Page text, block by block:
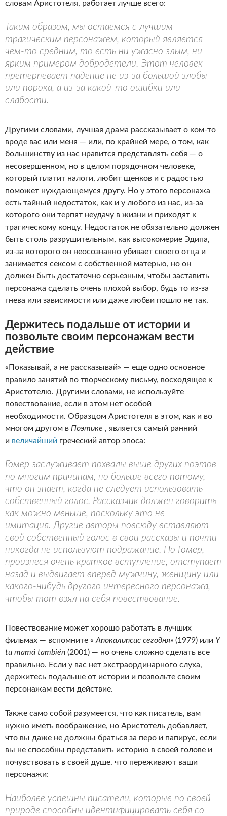
словам Аристотеля, работает лучше всего:
Таким образом, мы остаемся с лучшим
трагическим персонажем, который является
чем-то средним, то есть ни ужасно злым, ни
ярким примером добродетели. Этот человек
претерпевает падение не из-за большой злобы
или порока, а из-за какой-то ошибки или
слабости.
Другими словами, лучшая драма рассказывает о ком-то
вроде вас или меня — или, по крайней мере, о том, как
большинству из нас нравится представлять себя — о
несовершенном, но в целом порядочном человеке,
который платит налоги, любит щенков и с радостью
поможет нуждающемуся другу. Но у этого персонажа
есть тайный недостаток, как и у любого из нас, из-за
которого они терпят неудачу в жизни и приходят к
трагическому концу. Недостаток не обязательно должен
быть столь разрушительным, как высокомерие Эдипа,
из-за которого он неосознанно убивает своего отца и
занимается сексом с собственной матерью, но он
должен быть достаточно серьезным, чтобы заставить
персонажа сделать очень плохой выбор, будь то из-за
гнева или зависимости или даже любви пошло не так.
Держитесь подальше от истории и
позвольте своим персонажам вести
действие
«Показывай, а не рассказывай» — еще одно основное
правило занятий по творческому письму, восходящее к
Аристотелю. Другими словами, не используйте
повествование, если в этом нет особой
необходимости. Образцом Аристотеля в этом, как и во
многом другом в Поэтике , является самый ранний
и величайший греческий автор эпоса:
Гомер заслуживает похвалы выше других поэтов
по многим причинам, но больше всего потому,
что он знает, когда не следует использовать
собственный голос. Рассказчик должен говорить
как можно меньше, поскольку это не
имитация. Другие авторы повсюду вставляют
свой собственный голос в свои рассказы и почти
никогда не используют подражание. Но Гомер,
произнеся очень краткое вступление, отступает
назад и выдвигает вперед мужчину, женщину или
какого-нибудь другого интересного персонажа,
чтобы тот взял на себя повествование.
Повествование может хорошо работать в лучших
фильмах — вспомните «Апокалипсис сегодня» (1979) или Y
tu mamá también (2001) — но очень сложно сделать все
правильно. Если у вас нет экстраординарного слуха,
держитесь подальше от истории и позвольте своим
персонажам вести действие.
Также само собой разумеется, что как писатель, вам
нужно иметь воображение, но Аристотель добавляет,
что вы даже не должны браться за перо и папирус, если
вы не способны представить историю в своей голове и
почувствовать в своей душе. что переживают ваши
персонажи:
Наиболее успешны писатели, которые по своей
природе способны идентифицировать себя со